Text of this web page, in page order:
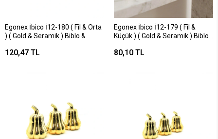
Egonex İbico İ12-180 ( Fil & Orta
) ( Gold & Seramik ) Biblo &
120,47 TL
Egonex İbico İ12-179 ( Fil &
Küçük ) ( Gold & Seramik ) Biblo
80,10 TL